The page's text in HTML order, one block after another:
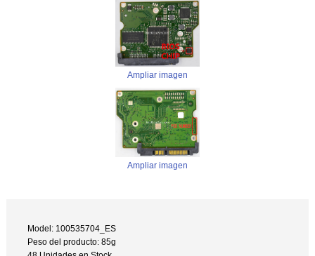
Ampliar imagen
Ampliar imagen
Model: 100535704_ES
Peso del producto: 85g